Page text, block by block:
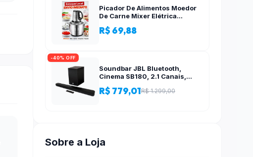
Picador De Alimentos Moedor
De Carne Mixer Elétrica
Alho – 110v-220v
R$ 69,88
-40% OFF
Soundbar JBL Bluetooth,
Cinema SB180, 2.1 Canais,
110W RMS
R$ 779,01R$ 1.299,00
Sobre a Loja